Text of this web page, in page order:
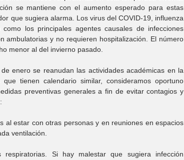
se mantiene con el aumento esperado para estas
que sugiera alarma. Los virus del COVID-19, influenza
los principales agentes causales de infecciones
ambulatorias y no requieren hospitalización. El número
menor al del invierno pasado.
enero se reanudan las actividades académicas en la
tienen calendario similar, consideramos oportuno
preventivas generales a fin de evitar contagios y
al estar con otras personas y en reuniones en espacios
ventilación.
respiratorias. Si hay malestar que sugiera infección